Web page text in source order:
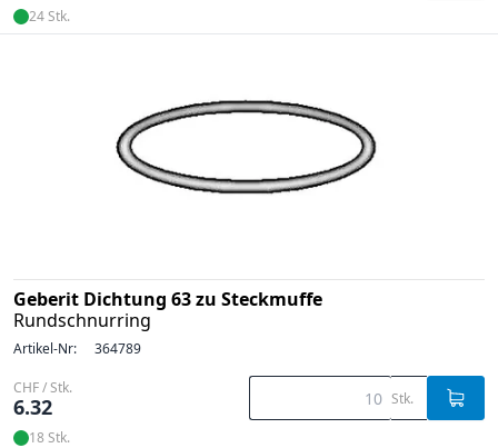
24 Stk.
Geberit Dichtung 63 zu Steckmuffe
Rundschnurring
Artikel-Nr: 364789
CHF / Stk.
6.32 Stk.
18 Stk.